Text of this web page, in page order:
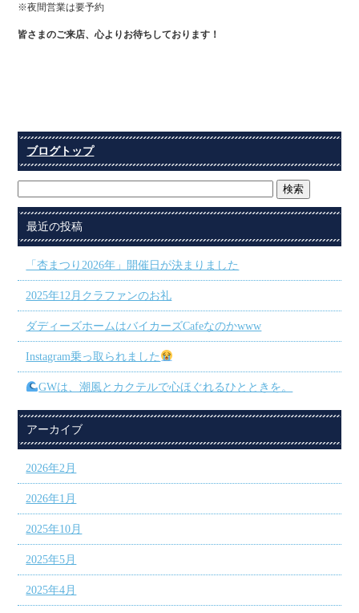
※夜間営業は要予約
皆さまのご来店、心よりお待ちしております！
ブログトップ
最近の投稿
「杏まつり2026年」開催日が決まりました
2025年12月クラファンのお礼
ダディーズホームはバイカーズCafeなのかwww
Instagram乗っ取られました
GWは、潮風とカクテルで心ほぐれるひとときを。
アーカイブ
2026年2月
2026年1月
2025年10月
2025年5月
2025年4月